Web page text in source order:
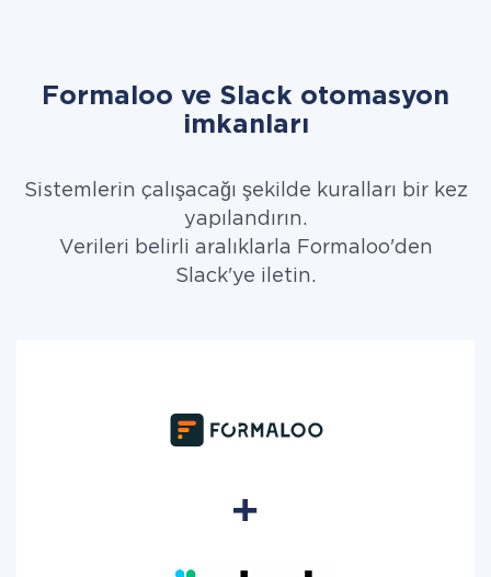
Formaloo ve Slack otomasyon
imkanları
Sistemlerin çalışacağı şekilde kuralları bir kez
yapılandırın.
Verileri belirli aralıklarla Formaloo'den
Slack'ye iletin.